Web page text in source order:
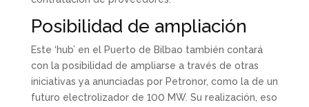
Posibilidad de ampliación
Este ‘hub’ en el Puerto de Bilbao también contará
con la posibilidad de ampliarse a través de otras
iniciativas ya anunciadas por Petronor, como la de un
futuro electrolizador de 100 MW. Su realización, eso